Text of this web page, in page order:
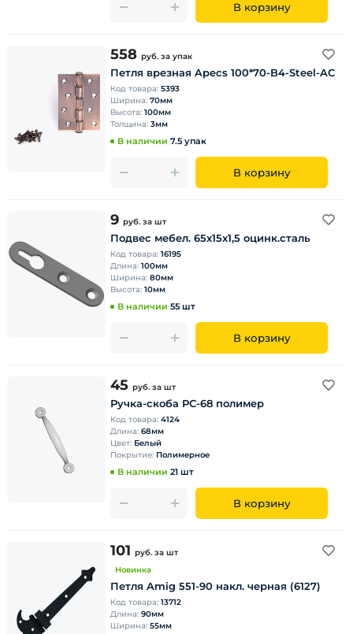
В корзину
558 руб. за упак
Петля врезная Apecs 100*70-B4-Steel-AC
Код товара: 5393
Ширина: 70мм
Высота: 100мм
Толщина: 3мм
В наличии 7.5 упак
В корзину
9 руб. за шт
Подвес мебел. 65х15х1,5 оцинк.сталь
Код товара: 16195
Длина: 100мм
Ширина: 80мм
Высота: 10мм
В наличии 55 шт
В корзину
45 руб. за шт
Ручка-скоба РС-68 полимер
Код товара: 4124
Длина: 68мм
Цвет: Белый
Покрытие: Полимерное
В наличии 21 шт
В корзину
101 руб. за шт
Новинка
Петля Amig 551-90 накл. черная (6127)
Код товара: 13712
Длина: 90мм
Ширина: 55мм